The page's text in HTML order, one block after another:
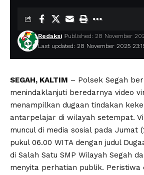
Last updated: 28 November 2025
Redaksi Published: 28 November
SEGAH, KALTIM – Polsek Segah
menindaklanjuti beredarnya video
menampilkan dugaan tindakan
antarpelajar di wilayah setempat.
muncul di media sosial pada Jumat
pukul 06.00 WITA dengan judul
di Salah Satu SMP Wilayah Segah
menyita perhatian publik. Peristiwa